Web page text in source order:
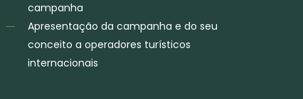
campanha
Apresentação da campanha e do seu
conceito a operadores turísticos
internacionais